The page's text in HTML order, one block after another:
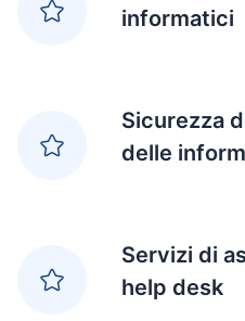
informatici
Sicurezza
delle
Servizi di
help desk